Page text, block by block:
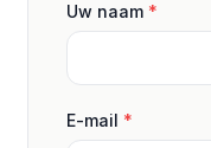
Uw naam *
E-mail *